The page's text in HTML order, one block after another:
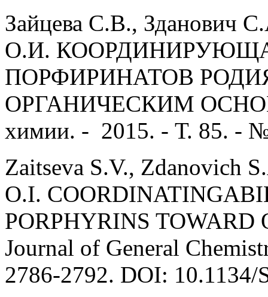
Зайцева С.В., Зданович
О.И.
ПОРФИРИНАТОВ
ОРГАНИЧЕСКИМ
химии. - 2015. - Т. 85. -
Zaitseva S.V., Zdanovich
O.I.
PORPHYRINS TOWARD
Journal of General
2786-2792. DOI: 10.1134/